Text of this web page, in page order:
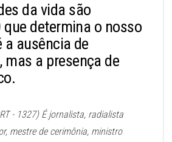
da vida são
que determina o nosso
a ausência de
mas a presença de
- 1327) É jornalista, radialista
mestre de cerimônia, ministro